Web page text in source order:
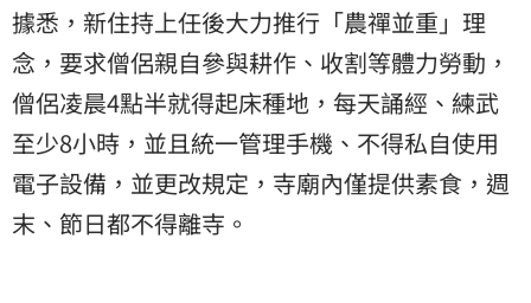
據悉，新住持上任後大力推行「農禪並重」理
念，要求僧侶親自參與耕作、收割等體力勞動，
僧侶凌晨4點半就得起床種地，每天誦經、練武
至少8小時，並且統一管理手機、不得私自使用
電子設備，並更改規定，寺廟內僅提供素食，週
末、節日都不得離寺。